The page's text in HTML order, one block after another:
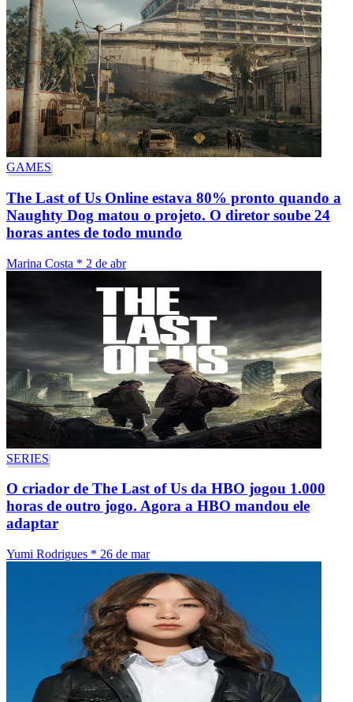
GAMES
The Last of Us Online estava 80% pronto quando a
Naughty Dog matou o projeto. O diretor soube 24
horas antes de todo mundo
Marina Costa * 2 de abr
SERIES
O criador de The Last of Us da HBO jogou 1.000
horas de outro jogo. Agora a HBO mandou ele
adaptar
Yumi Rodrigues * 26 de mar